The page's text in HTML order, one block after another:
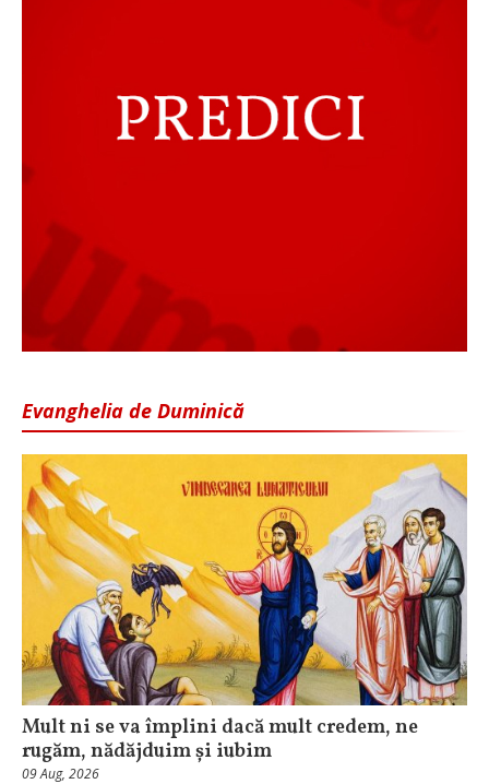
Evanghelia de Duminică
Mult ni se va împlini dacă mult credem, ne
rugăm, nădăjduim și iubim
09 Aug, 2026